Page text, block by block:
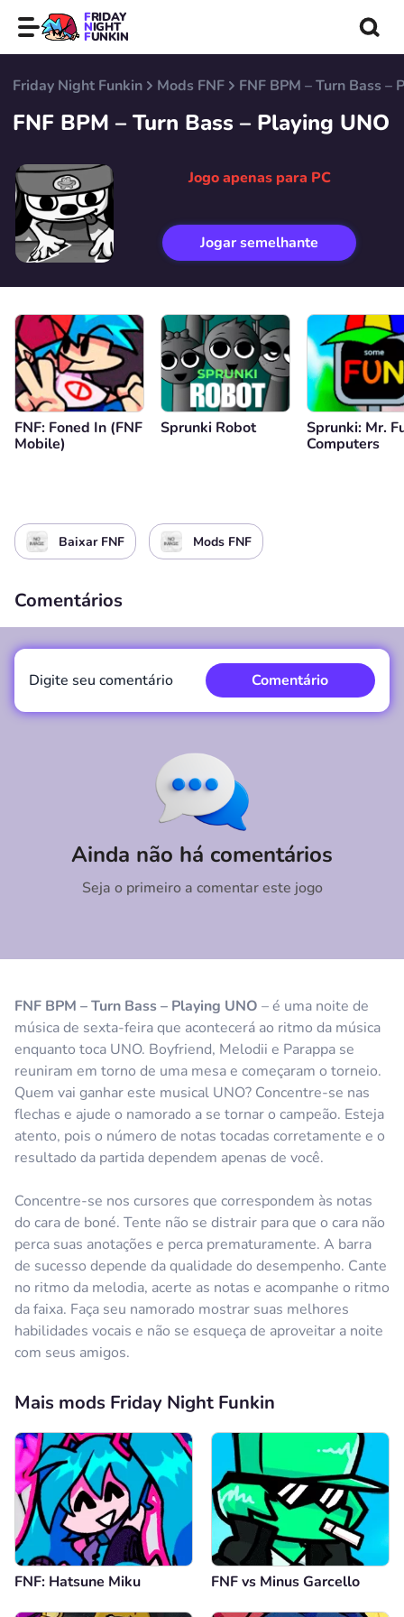
FRIDAY
NIGHT
FUNKIN
Friday Night Funkin Mods FNF FNF BPM – Turn Bass –
FNF BPM – Turn Bass – Playing UNO
Jogo apenas para PC
Jogar semelhante
FNF: Foned In (FNF
Mobile)
Sprunki Robot
Sprunki: Mr.
Computers
Baixar FNF Mods FNF
FNF BPM – Turn Bass – Playing UNO – é uma noite de
música de sexta-feira que acontecerá ao ritmo da música
enquanto toca UNO. Boyfriend, Melodii e Parappa se
reuniram em torno de uma mesa e começaram o torneio.
Quem vai ganhar este musical UNO? Concentre-se nas
flechas e ajude o namorado a se tornar o campeão. Esteja
atento, pois o número de notas tocadas corretamente e o
resultado da partida dependem apenas de você.
Concentre-se nos cursores que correspondem às notas
do cara de boné. Tente não se distrair para que o cara não
perca suas anotações e perca prematuramente. A barra
de sucesso depende da qualidade do desempenho. Cante
no ritmo da melodia, acerte as notas e acompanhe o ritmo
da faixa. Faça seu namorado mostrar suas melhores
habilidades vocais e não se esqueça de aproveitar a noite
com seus amigos.
Comentários
Ainda não há comentários
Seja o primeiro a comentar este jogo
Digite seu comentário Comentário
Mais mods Friday Night Funkin
FNF: Hatsune Miku FNF vs Minus Garcello